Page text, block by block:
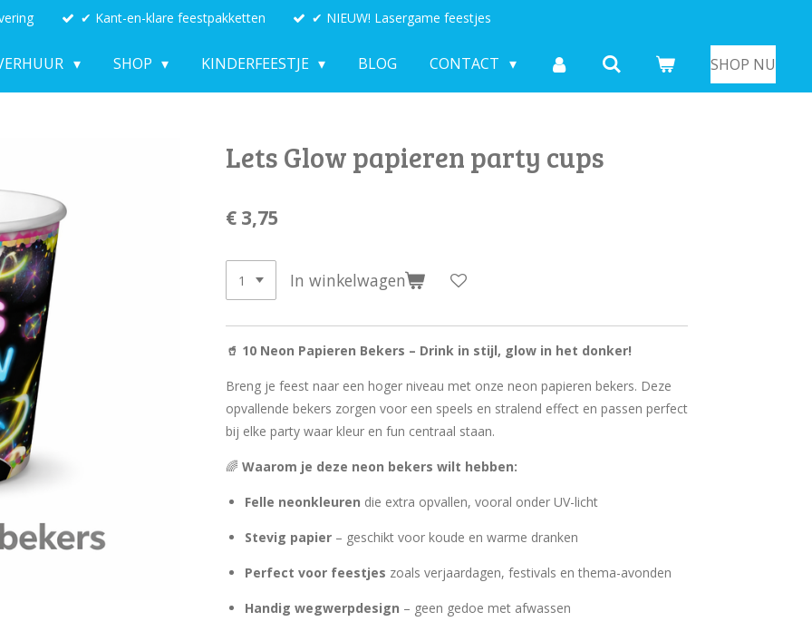
✔ Kant-en-klare feestpakketten ✔ NIEUW! Lasergame feestjes
SHOP KINDERFEESTJE BLOG CONTACT SHOP NU
Lets Glow papieren party cups
€ 3,75
In winkelwagen
🥤 10 Neon Papieren Bekers – Drink in stijl, glow in het donker!
Breng je feest naar een hoger niveau met onze neon papieren bekers. Deze
opvallende bekers zorgen voor een speels en stralend effect en passen perfect
bij elke party waar kleur en fun centraal staan.
🌈 Waarom je deze neon bekers wilt hebben:
Felle neonkleuren die extra opvallen, vooral onder UV-licht
Stevig papier – geschikt voor koude en warme dranken
Perfect voor feestjes zoals verjaardagen, festivals en thema-avonden
Handig wegwerpdesign – geen gedoe met afwassen